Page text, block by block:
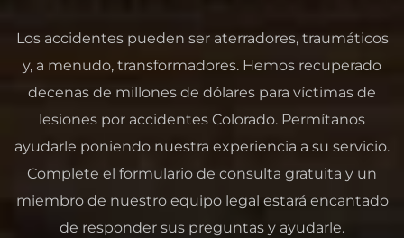
Los accidentes pueden ser aterradores, traumáticos
y, a menudo, transformadores. Hemos recuperado
decenas de millones de dólares para víctimas de
lesiones por accidentes Colorado. Permítanos
ayudarle poniendo nuestra experiencia a su servicio.
Complete el formulario de consulta gratuita y un
miembro de nuestro equipo legal estará encantado
de responder sus preguntas y ayudarle.